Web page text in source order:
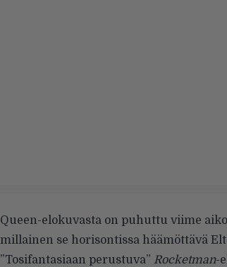
Queen-elokuvasta on puhuttu viime
millainen se horisontissa häämöttävä
”Tosifantasiaan perustuva” Rocketman-